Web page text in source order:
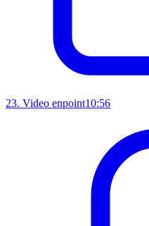
23. Video enpoint10:56